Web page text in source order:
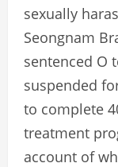
sexually
Seongnam
sentenced O
suspended
to complete
treatment
account of